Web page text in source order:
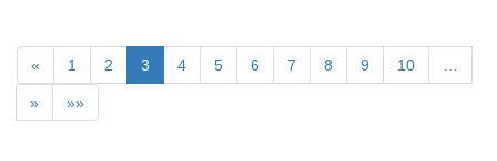
« 1 2 3 4 5 6 7 8 9 10
» »»